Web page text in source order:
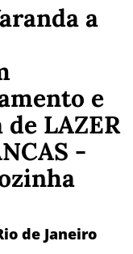
a
e
LAZER
-
de Janeiro